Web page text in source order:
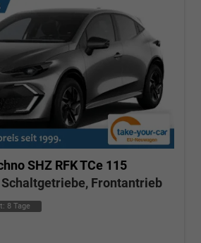
SHZ RFK TCe 115
Schaltgetriebe, Frontantrieb
8 Tage